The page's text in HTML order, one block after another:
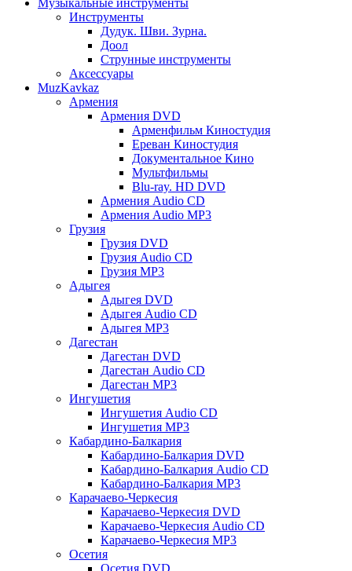
Музыкальные инструменты
Инструменты
Дудук. Шви. Зурна.
Доол
Струнные инструменты
Аксессуары
MuzKavkaz
Армения
Армения DVD
Арменфильм Киностудия
Ереван Киностудия
Документальное Кино
Мультфильмы
Blu-ray. HD DVD
Армения Audio CD
Армения Audio MP3
Грузия
Грузия DVD
Грузия Audio CD
Грузия MP3
Адыгея
Адыгея DVD
Адыгея Audio CD
Адыгея MP3
Дагестан
Дагестан DVD
Дагестан Audio CD
Дагестан MP3
Ингушетия
Ингушетия Audio CD
Ингушетия MP3
Кабардино-Балкария
Кабардино-Балкария DVD
Кабардино-Балкария Audio CD
Кабардино-Балкария MP3
Карачаево-Черкесия
Карачаево-Черкесия DVD
Карачаево-Черкесия Audio CD
Карачаево-Черкесия MP3
Осетия
Осетия DVD